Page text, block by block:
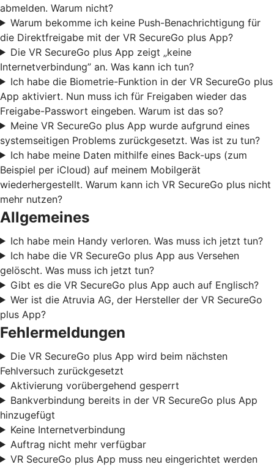
abmelden. Warum nicht?
Warum bekomme ich keine Push-Benachrichtigung für
die Direktfreigabe mit der VR SecureGo plus App?
Die VR SecureGo plus App zeigt „keine
Internetverbindung” an. Was kann ich tun?
Ich habe die Biometrie-Funktion in der VR SecureGo plus
App aktiviert. Nun muss ich für Freigaben wieder das
Freigabe-Passwort eingeben. Warum ist das so?
Meine VR SecureGo plus App wurde aufgrund eines
systemseitigen Problems zurückgesetzt. Was ist zu tun?
Ich habe meine Daten mithilfe eines Back-ups (zum
Beispiel per iCloud) auf meinem Mobilgerät
wiederhergestellt. Warum kann ich VR SecureGo plus nicht
mehr nutzen?
Allgemeines
Ich habe mein Handy verloren. Was muss ich jetzt tun?
Ich habe die VR SecureGo plus App aus Versehen
gelöscht. Was muss ich jetzt tun?
Gibt es die VR SecureGo plus App auch auf Englisch?
Wer ist die Atruvia AG, der Hersteller der VR SecureGo
plus App?
Fehlermeldungen
Die VR SecureGo plus App wird beim nächsten
Fehlversuch zurückgesetzt
Aktivierung vorübergehend gesperrt
Bankverbindung bereits in der VR SecureGo plus App
hinzugefügt
Keine Internetverbindung
Auftrag nicht mehr verfügbar
VR SecureGo plus App muss neu eingerichtet werden